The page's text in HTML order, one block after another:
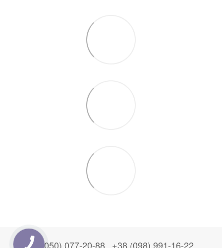
+38 (050) 077-20-88 +38 (098) 991-16-22